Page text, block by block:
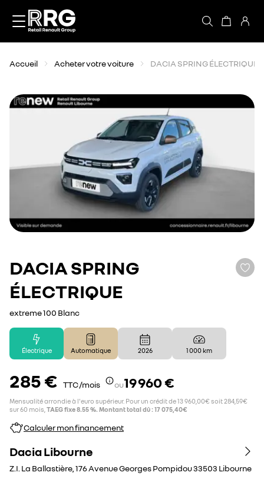
Accueil Acheter votre voiture DACIA SPRING ÉLECTRIQUE
DACIASPRING
ÉLECTRIQUE
extreme 100 Blanc
Électrique Automatique 2026 1 000 km
285 € TTC /mois ou19 960 €
Mensualité arrondie à l'euro supérieur. Pour un crédit de 13 960,00€ soit 284,59€
sur 60 mois, TAEG fixe 8.55 %. Montant total dû : 17 075,40€
Calculer mon financement
Dacia Libourne
Z.I. La Ballastière, 176 Avenue Georges Pompidou33503 Libourne